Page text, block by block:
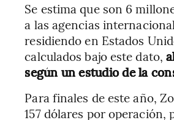
Se estima que son 6
a las agencias
residiendo en Estados
calculados bajo este dato,
según un estudio de la
Para finales de este año,
157 dólares por operación,